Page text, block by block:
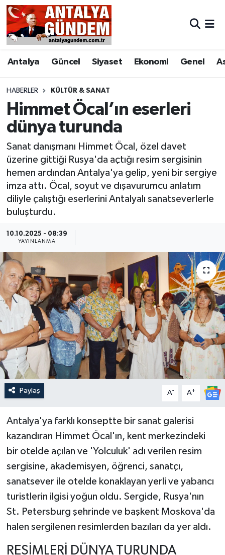
Antalya Güncel Siyaset Ekonomi Genel
HABERLER KÜLTÜR & SANAT
Himmet Öcal’ın eserleri
dünya turunda
Sanat danışmanı Himmet Öcal, özel davet
üzerine gittiği Rusya'da açtığı resim sergisinin
hemen ardından Antalya'ya gelip, yeni bir sergiye
imza attı. Öcal, soyut ve dışavurumcu anlatım
diliyle çalıştığı eserlerini Antalyalı sanatseverlerle
buluşturdu.
10.10.2025 - 08:39
YAYINLANMA
Paylaş A- A+
Antalya'ya farklı konseptte bir sanat galerisi
kazandıran Himmet Öcal'ın, kent merkezindeki
bir otelde açılan ve 'Yolculuk' adı verilen resim
sergisine, akademisyen, öğrenci, sanatçı,
sanatsever ile otelde konaklayan yerli ve yabancı
turistlerin ilgisi yoğun oldu. Sergide, Rusya'nın
St. Petersburg şehrinde ve başkent Moskova'da
halen sergilenen resimlerden bazıları da yer aldı.
RESİMLERİ DÜNYA TURUNDA
Antalya
Asayiş
Bilim & Teknoloji
Bölge
EĞİTİM
Ekonomi
Görüntülü Haber
Güncel
Kültür & Sanat
Magazin
Resmi İlan
Sağlık & Yaşam
Siyaset
Spor
Antalya Nöbetçi Eczaneler
Antalya Hava Durumu
Antalya Namaz Vakitleri
Antalya Trafik Yoğunluk Haritası
Süper Lig Puan Durumu ve Fikstür
Tüm Manşetler
Son Dakika Haberleri
Haber Arşivi